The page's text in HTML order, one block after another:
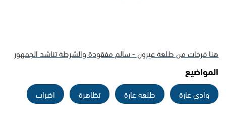
هنا فرحات من طلعة عيرون - سالم مفقودة والشرطة تناشد الجمهور
المواضيع
وادي عارة طلعة عارة تظاهرة اضراب